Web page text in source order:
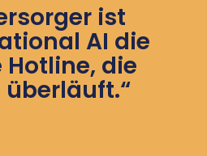
ist
AI die
die